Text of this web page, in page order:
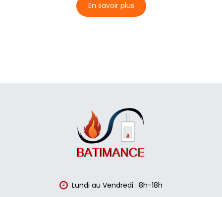
En savoir plus
Lundi au Vendredi : 8h-18h